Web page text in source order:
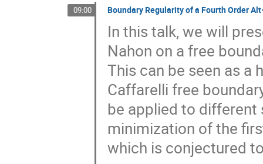
09:00 Boundary Regularity of a Fourth Order
In this talk, we will
Nahon on a free
This can be seen as a
Caffarelli free
be applied to
minimization of the
which is conjectured